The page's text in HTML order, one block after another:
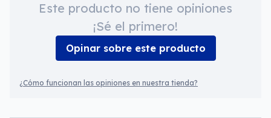
Este producto no tiene opiniones
¡Sé el primero!
Opinar sobre este producto
¿Cómo funcionan las opiniones en nuestra tienda?